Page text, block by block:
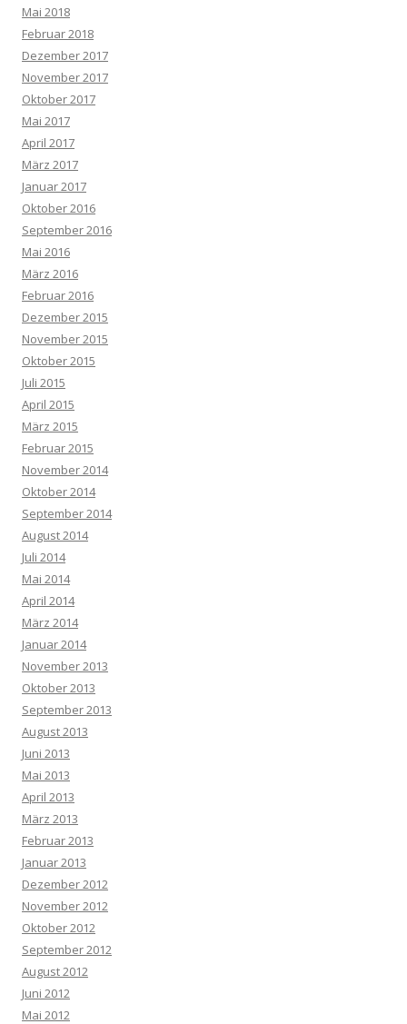
Mai 2018
Februar 2018
Dezember 2017
November 2017
Oktober 2017
Mai 2017
April 2017
März 2017
Januar 2017
Oktober 2016
September 2016
Mai 2016
März 2016
Februar 2016
Dezember 2015
November 2015
Oktober 2015
Juli 2015
April 2015
März 2015
Februar 2015
November 2014
Oktober 2014
September 2014
August 2014
Juli 2014
Mai 2014
April 2014
März 2014
Januar 2014
November 2013
Oktober 2013
September 2013
August 2013
Juni 2013
Mai 2013
April 2013
März 2013
Februar 2013
Januar 2013
Dezember 2012
November 2012
Oktober 2012
September 2012
August 2012
Juni 2012
Mai 2012